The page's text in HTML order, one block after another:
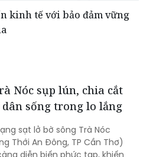
kinh tế với bảo đảm vững
Nóc sụp lún, chia cắt
sống trong lo lắng
sạt lở bờ sông Trà Nóc
Thới An Đông, TP Cần Thơ)